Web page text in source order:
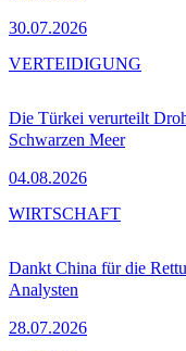
30.07.2026
Die Türkei verurteilt
Schwarzen Meer
04.08.2026
VERTEIDIGUNG
Dankt China für die
Analysten
28.07.2026
WIRTSCHAFT